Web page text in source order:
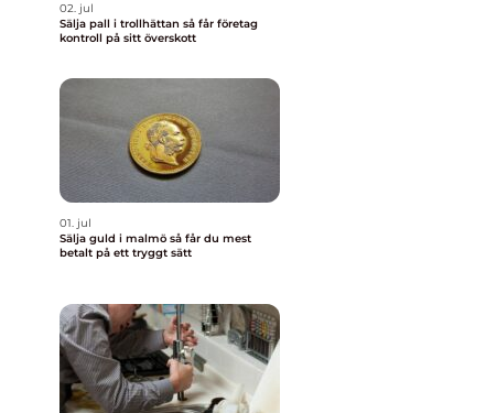
02. jul
Sälja pall i trollhättan så får företag
kontroll på sitt överskott
01. jul
Sälja guld i malmö så får du mest
betalt på ett tryggt sätt